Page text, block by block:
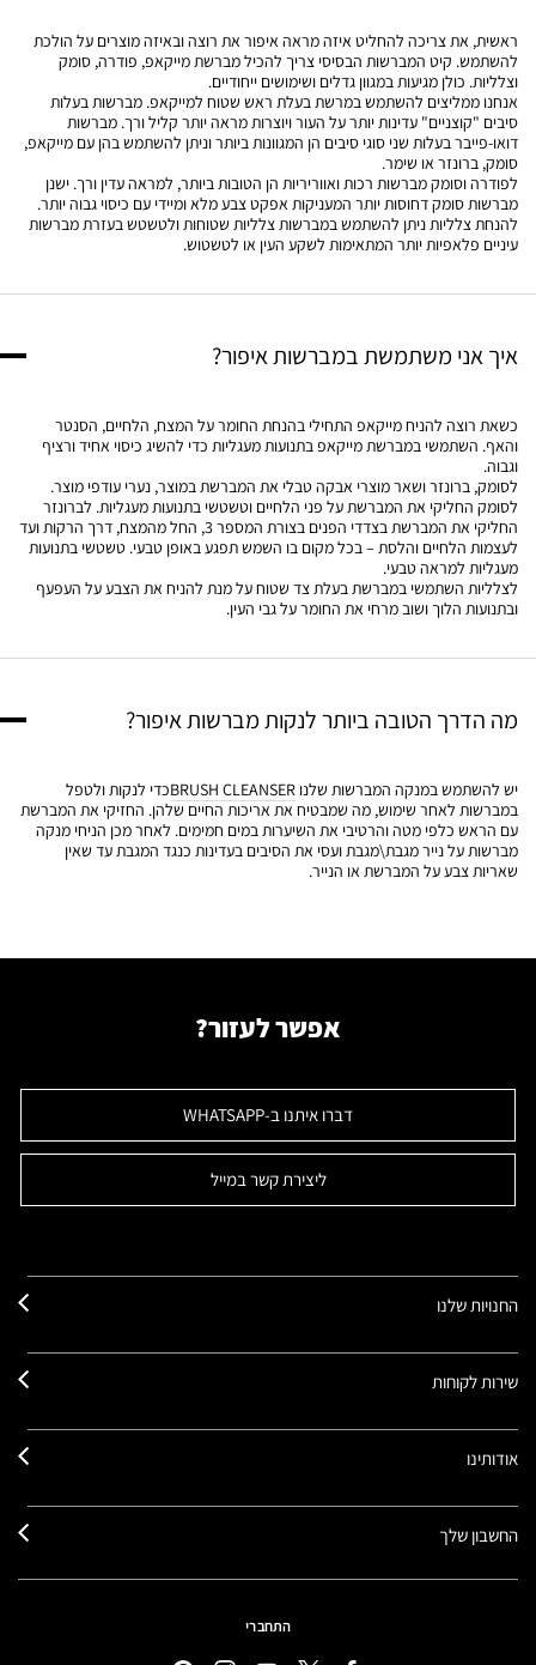
ראשית, את צריכה להחליט איזה מראה איפור את רוצה ובאיזה מוצרים על הולכת
להשתמש. קיט המברשות הבסיסי צריך להכיל מברשת מייקאפ, פודרה, סומק
וצלליות. כולן מגיעות במגוון גדלים ושימושים ייחודיים.
אנחנו ממליצים להשתמש במרשת בעלת ראש שטוח למייקאפ. מברשות בעלות
סיבים "קוצניים" עדינות יותר על העור ויוצרות מראה יותר קליל ורך. מברשות
דואו-פייבר בעלות שני סוגי סיבים הן המגוונות ביותר וניתן להשתמש בהן עם מייקאפ,
סומק, ברונזר או שימר.
לפודרה וסומק מברשות רכות ואווריריות הן הטובות ביותר, למראה עדין ורך. ישנן
מברשות סומק דחוסות יותר המעניקות אפקט צבע מלא ומיידי עם כיסוי גבוה יותר.
להנחת צלליות ניתן להשתמש במברשות צלליות שטוחות ולטשטש בעזרת מברשות
עיניים פלאפיות יותר המתאימות לשקע העין או לטשטוש.
איך אני משתמשת במברשות איפור?
כשאת רוצה להניח מייקאפ התחילי בהנחת החומר על המצח, הלחיים, הסנטר
והאף. השתמשי במברשת מייקאפ בתנועות מעגליות כדי להשיג כיסוי אחיד ורציף
וגבוה.
לסומק, ברונזר ושאר מוצרי אבקה טבלי את המברשת במוצר, נערי עודפי מוצר.
לסומק החליקי את המברשת על פני הלחיים וטשטשי בתנועות מעגליות. לברונזר
החליקי את המברשת בצדדי הפנים בצורת המספר 3, החל מהמצח, דרך הרקות ועד
לעצמות הלחיים והלסת – בכל מקום בו השמש תפגע באופן טבעי. טשטשי בתנועות
מעגליות למראה טבעי.
לצלליות השתמשי במברשת בעלת צד שטוח על מנת להניח את הצבע על העפעף
ובתנועות הלוך ושוב מרחי את החומר על גבי העין.
מה הדרך הטובה ביותר לנקות מברשות איפור?
יש להשתמש במנקה המברשות שלנו BRUSH CLEANSERכדי לנקות ולטפל
במברשות לאחר שימוש, מה שמבטיח את אריכות החיים שלהן. החזיקי את המברשת
עם הראש כלפי מטה והרטיבי את השיערות במים חמימים. לאחר מכן הניחי מנקה
מברשות על נייר מגבת\מגבת ועסי את הסיבים בעדינות כנגד המגבת עד שאין
שאריות צבע על המברשת או הנייר.
אפשר לעזור?
דברו איתנו ב-WHATSAPP
ליצירת קשר במייל
החנויות שלנו
שירות לקוחות
אודותינו
החשבון שלך
התחברי